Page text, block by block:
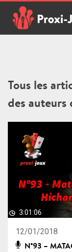
content
Tous les
des auteurs
3:01:06
12/01/2018
N°93 –